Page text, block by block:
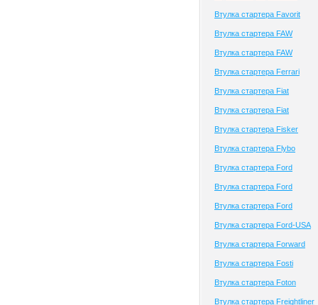
Втулка стартера Favorit
Втулка стартера FAW
Втулка стартера FAW
Втулка стартера Ferrari
Втулка стартера Fiat
Втулка стартера Fiat
Втулка стартера Fisker
Втулка стартера Flybo
Втулка стартера Ford
Втулка стартера Ford
Втулка стартера Ford
Втулка стартера Ford-USA
Втулка стартера Forward
Втулка стартера Fosti
Втулка стартера Foton
Втулка стартера Freightliner